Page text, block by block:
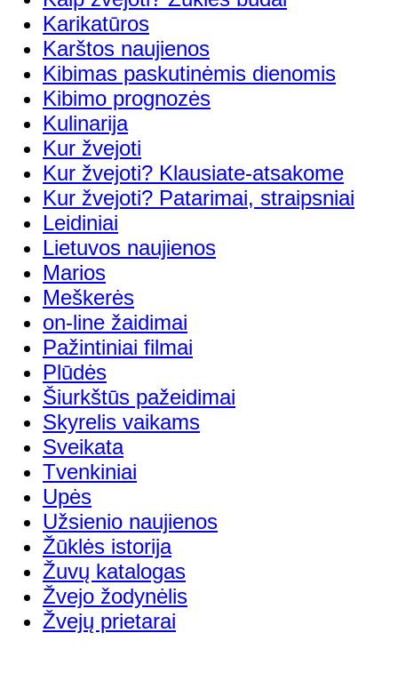
Karikatūros
Karštos naujienos
Kibimas paskutinėmis dienomis
Kibimo prognozės
Kulinarija
Kur žvejoti
Kur žvejoti? Klausiate-atsakome
Kur žvejoti? Patarimai, straipsniai
Leidiniai
Lietuvos naujienos
Marios
Meškerės
on-line žaidimai
Pažintiniai filmai
Plūdės
Šiurkštūs pažeidimai
Skyrelis vaikams
Sveikata
Tvenkiniai
Upės
Užsienio naujienos
Žūklės istorija
Žuvų katalogas
Žvejo žodynėlis
Žvejų prietarai